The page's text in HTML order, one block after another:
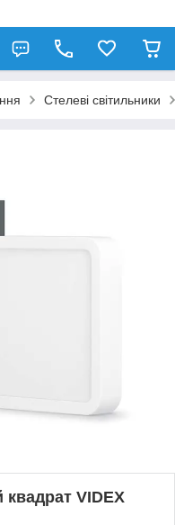
Стелеві світильники
квадрат VIDEX